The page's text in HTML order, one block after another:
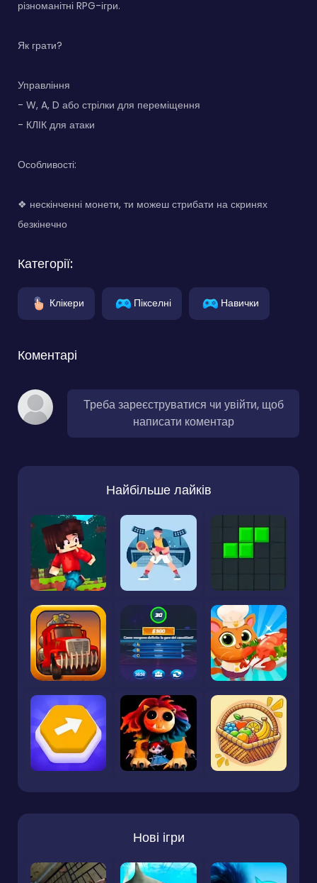
різноманітні RPG-ігри.
Як грати?
Управління
- W, A, D або стрілки для переміщення
- КЛІК для атаки
Особливості:
❖ нескінченні монети, ти можеш стрибати на скринях
безкінечно
Категорії:
Клікери Пікселні Навички
Коментарі
Треба зареєструватися чи увійти, щоб
написати коментар
Найбільше лайків
Нові ігри